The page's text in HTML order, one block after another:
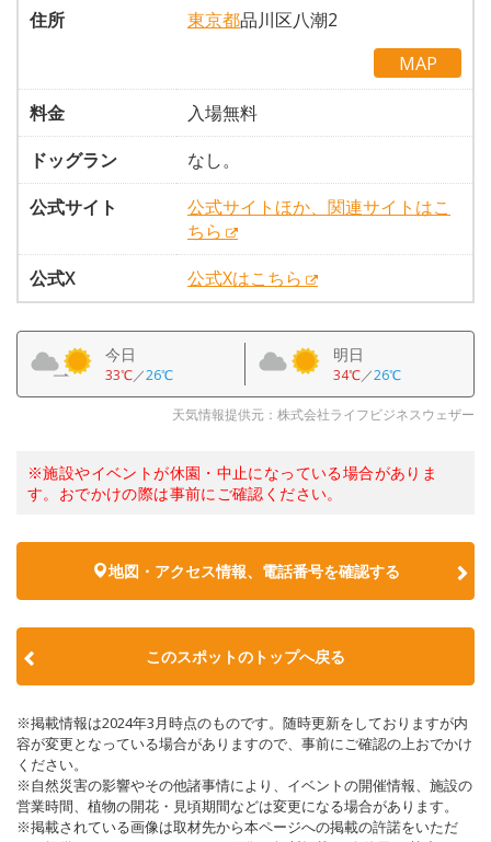
住所
東京都品川区八潮2
MAP
料金
入場無料
ドッグラン
なし。
公式サイト
公式サイトほか、関連サイトはこ
ちら
公式X
公式Xはこちら
今日
33℃／26℃
明日
34℃／26℃
天気情報提供元：株式会社ライフビジネスウェザー
※施設やイベントが休園・中止になっている場合がありま
す。おでかけの際は事前にご確認ください。
地図・アクセス情報、電話番号を確認する
このスポットのトップへ戻る
※掲載情報は2024年3月時点のものです。随時更新をしておりますが内
容が変更となっている場合がありますので、事前にご確認の上おでかけ
ください。
※自然災害の影響やその他諸事情により、イベントの開催情報、施設の
営業時間、植物の開花・見頃期間などは変更になる場合があります。
※掲載されている画像は取材先から本ページへの掲載の許諾をいただ